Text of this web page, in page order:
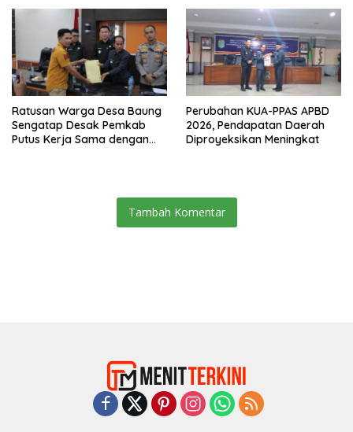
Ratusan Warga Desa Baung
Sengatap Desak Pemkab
Putus Kerja Sama dengan
Perubahan KUA-PPAS APBD
2026, Pendapatan Daerah
Diproyeksikan Meningkat
Tambah Komentar